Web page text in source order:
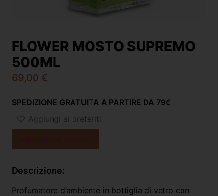
FLOWER MOSTO SUPREMO
500ML
69,00 €
SPEDIZIONE GRATUITA A PARTIRE DA 79€
Aggiungi ai preferiti
Descrizione:
Profumatore d’ambiente in bottiglia di vetro con